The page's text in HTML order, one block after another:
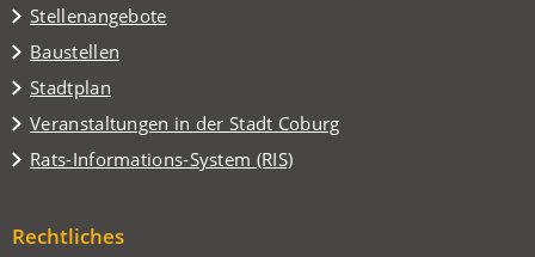
Stellenangebote
Baustellen
Stadtplan
(Öffnet
in
einem
neuen
Veranstaltungen in der Stadt Coburg
(Öffnet
in
einem
Tab)
Rats-Informations-System (RIS)
(Öffnet
neuen
Rechtliches